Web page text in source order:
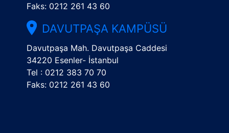
Faks: 0212 261 43 60
DAVUTPAŞA KAMPÜSÜ
Davutpaşa Mah. Davutpaşa Caddesi
34220 Esenler- İstanbul
Tel : 0212 383 70 70
Faks: 0212 261 43 60